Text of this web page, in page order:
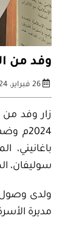
وفد من
26 فبراير، 2024
2024م
سوليفان،
ولدى وصول
مديرة